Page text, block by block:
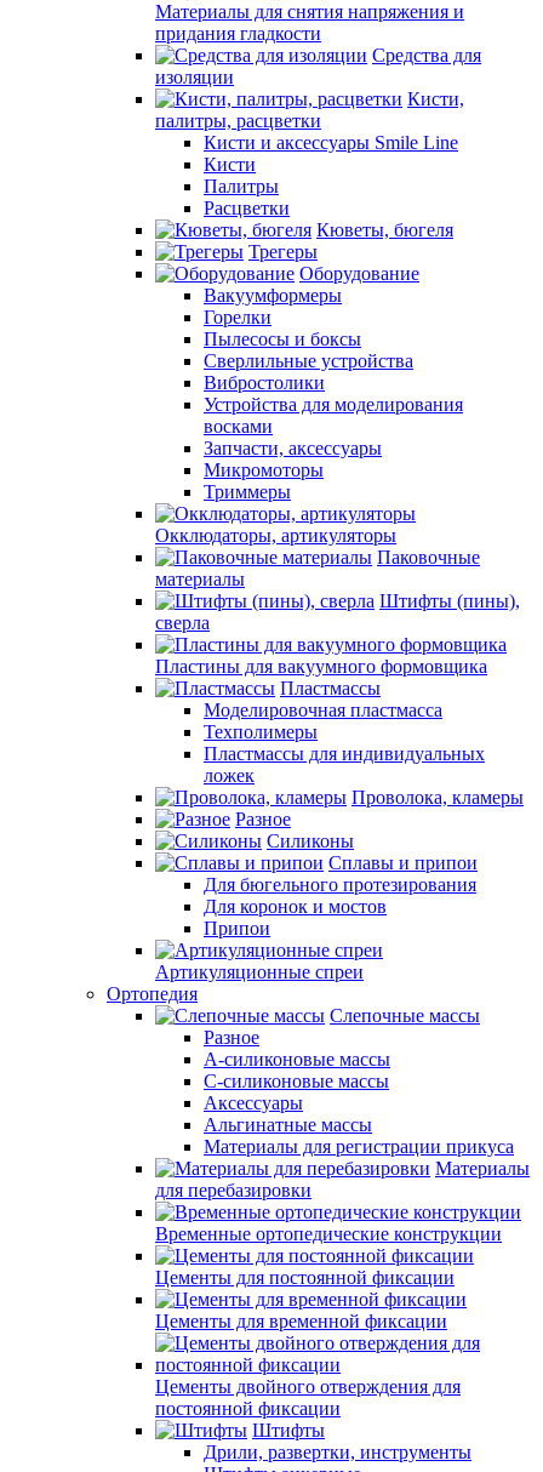
Материалы для снятия напряжения и
придания гладкости
Средства для
изоляции
Кисти,
палитры, расцветки
Кисти и аксессуары Smile Line
Кисти
Палитры
Расцветки
Кюветы, бюгеля
Трегеры
Оборудование
Вакуумформеры
Горелки
Пылесосы и боксы
Сверлильные устройства
Вибростолики
Устройства для моделирования
восками
Запчасти, аксессуары
Микромоторы
Триммеры
Окклюдаторы, артикуляторы
Паковочные
материалы
Штифты (пины),
сверла
Пластины для вакуумного формовщика
Пластмассы
Моделировочная пластмасса
Техполимеры
Пластмассы для индивидуальных
ложек
Проволока, кламеры
Разное
Силиконы
Сплавы и припои
Для бюгельного протезирования
Для коронок и мостов
Припои
Артикуляционные спреи
Ортопедия
Слепочные массы
Разное
А-силиконовые массы
С-силиконовые массы
Аксессуары
Альгинатные массы
Материалы для регистрации прикуса
Материалы
для перебазировки
Временные ортопедические конструкции
Цементы для постоянной фиксации
Цементы для временной фиксации
Цементы двойного отверждения для
постоянной фиксации
Штифты
Дрили, развертки, инструменты